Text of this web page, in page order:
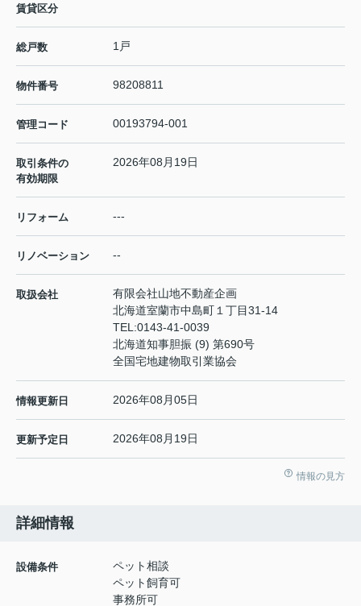
賃貸区分
総戸数 1戸
物件番号 98208811
管理コード 00193794-001
取引条件の
有効期限
2026年08月19日
リフォーム ---
リノベーション --
取扱会社
有限会社山地不動産企画
北海道室蘭市中島町１丁目31-14
TEL:0143-41-0039
北海道知事胆振 (9) 第690号
全国宅地建物取引業協会
情報更新日 2026年08月05日
更新予定日 2026年08月19日
情報の見方
詳細情報
設備条件
ペット相談
ペット飼育可
事務所可